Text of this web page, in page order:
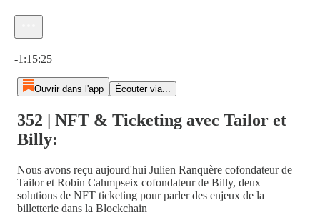
-1:15:25
Ouvrir dans l'app Écouter via...
352 | NFT & Ticketing avec Tailor et
Billy:
Nous avons reçu aujourd'hui Julien Ranquère cofondateur de
Tailor et Robin Cahmpseix cofondateur de Billy, deux
solutions de NFT ticketing pour parler des enjeux de la
billetterie dans la Blockchain